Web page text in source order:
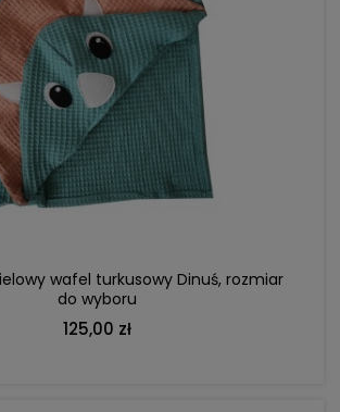
wafel turkusowy Dinuś, rozmiar
do wyboru
125,00 zł
DO KOSZYKA